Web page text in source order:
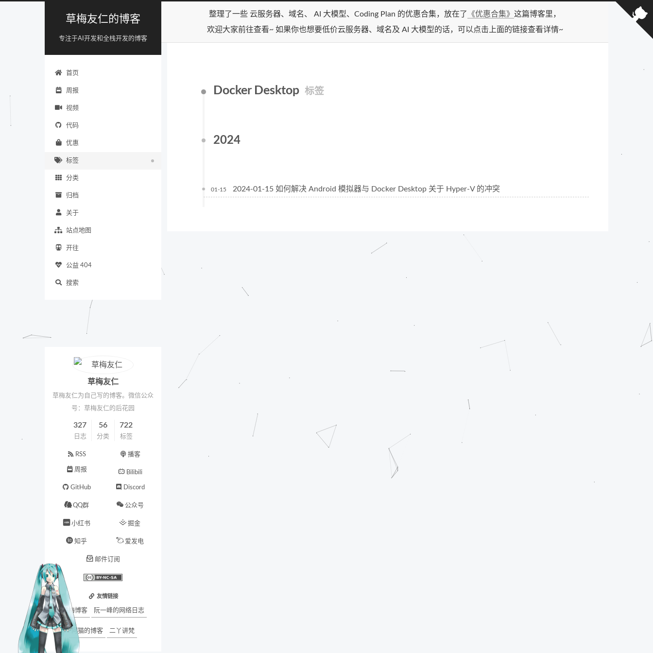
整理了一些 云服务器、域名、 AI 大模型、Coding Plan 的优惠合集，放在了 《优惠合集》 这篇博客里，
欢迎大家前往查看~ 如果你也想要低价云服务器、域名及 AI 大模型的话，可以点击上面的链接查看详情~
草梅友仁的博客
专注于AI开发和全栈开发的博客
首页
周报
视频
代码
优惠
标签
分类
归档
关于
站点地图
开往
公益 404
搜索
Docker Desktop 标签
2024
01-15 2024-01-15 如何解决 Android 模拟器与 Docker Desktop 关于 Hyper-V 的冲突
草梅友仁
草梅友仁为自己写的博客。微信公众
号：草梅友仁的后花园
327
日志
56
分类
722
标签
RSS 播客
周报 Bilibili
GitHub Discord
QQ群 公众号
小红书 掘金
知乎 爱发电
邮件订阅
友情链接
墨梅博客 阮一峰的网络日志
阿猫的博客 二丫讲梵